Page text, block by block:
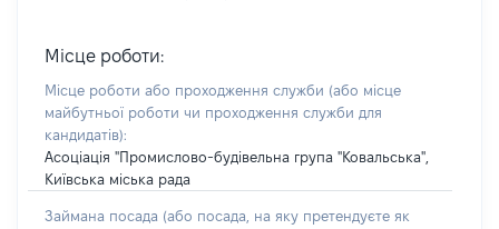
Місце роботи:
Місце роботи або проходження служби (або місце
майбутньої роботи чи проходження служби для
кандидатів):
Асоціація "Промислово-будівельна група "Ковальська",
Київська міська рада
Займана посада (або посада, на яку претендуєте як